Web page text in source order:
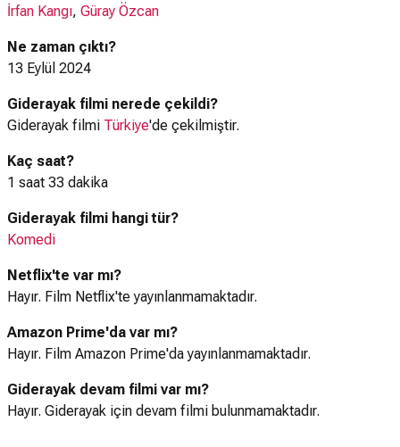
İrfan Kangı, Güray Özcan
Ne zaman çıktı?
13 Eylül 2024
Giderayak filmi nerede çekildi?
Giderayak filmi Türkiye'de çekilmiştir.
Kaç saat?
1 saat 33 dakika
Giderayak filmi hangi tür?
Komedi
Netflix'te var mı?
Hayır. Film Netflix'te yayınlanmamaktadır.
Amazon Prime'da var mı?
Hayır. Film Amazon Prime'da yayınlanmamaktadır.
Giderayak devam filmi var mı?
Hayır. Giderayak için devam filmi bulunmamaktadır.